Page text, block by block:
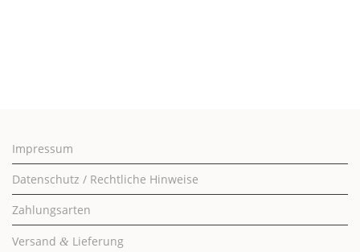
Impressum
Datenschutz / Rechtliche Hinweise
Zahlungsarten
Versand & Lieferung